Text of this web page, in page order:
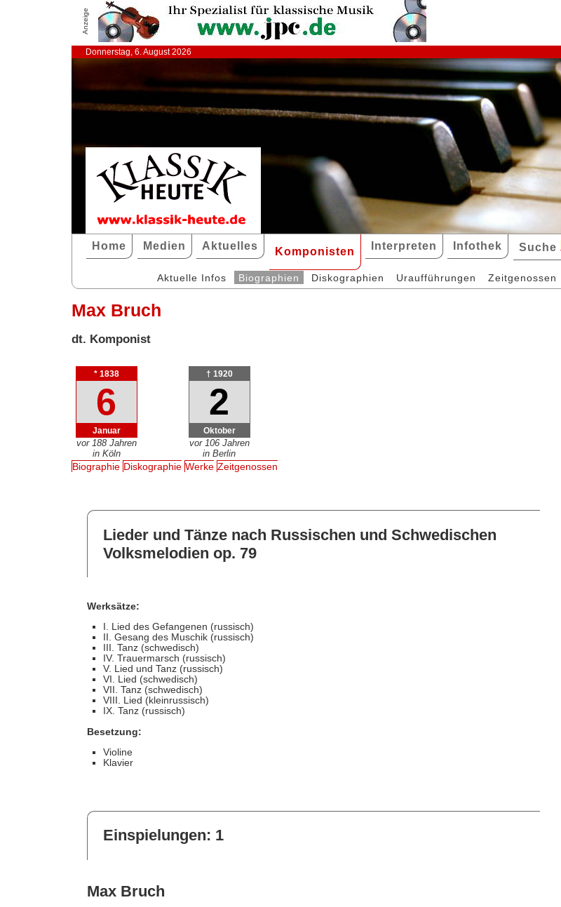
Anzeige
Donnerstag, 6. August 2026
Home Medien Aktuelles Komponisten Interpreten Infothek Suche
Aktuelle Infos Biographien Diskographien Uraufführungen Zeitgenossen
Max Bruch
dt. Komponist
* 1838
6
Januar
vor 188 Jahren
in Köln
† 1920
2
Oktober
vor 106 Jahren
in Berlin
Biographie Diskographie Werke Zeitgenossen
Lieder und Tänze nach Russischen und Schwedischen
Volksmelodien op. 79
Werksätze:
I. Lied des Gefangenen (russisch)
II. Gesang des Muschik (russisch)
III. Tanz (schwedisch)
IV. Trauermarsch (russisch)
V. Lied und Tanz (russisch)
VI. Lied (schwedisch)
VII. Tanz (schwedisch)
VIII. Lied (kleinrussisch)
IX. Tanz (russisch)
Besetzung:
Violine
Klavier
Einspielungen: 1
Max Bruch